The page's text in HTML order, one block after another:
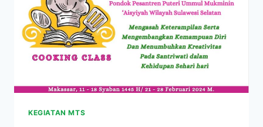
KEGIATAN MTS